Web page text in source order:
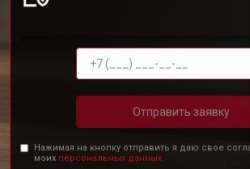
Отправить заявку
Нажимая на кнопку отправить я даю свое
моих персональных данных.